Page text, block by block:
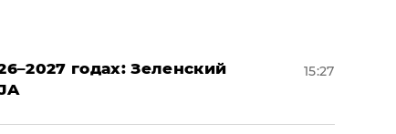
годах: Зеленский
15:27